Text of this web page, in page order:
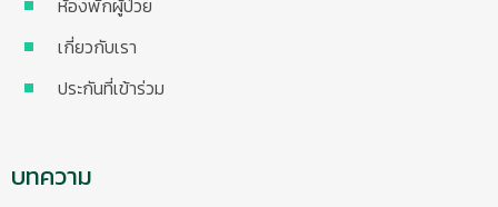
ห้องพักผู้ป่วย
เกี่ยวกับเรา
ประกันที่เข้าร่วม
บทความ